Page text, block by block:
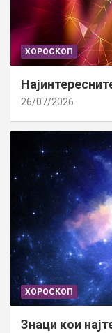
ХОРОСКОП
26/07/2026
ХОРОСКОП
Знаци кои